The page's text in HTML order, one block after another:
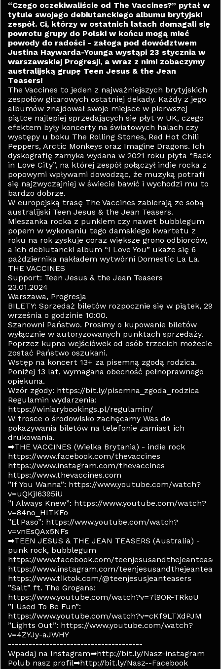
“Czego oczekiwaliście od The Vaccines?” pytał w
tytule swojego debiutanckiego albumu brytyjski
zespół. Ci, którzy w ostatnich latach domagali się
powrotu grupy do Polski w końcu mogą mieć
powody do radości - załoga pod dowództwem
Justina Haywarda-Younga wystąpi 23 stycznia w
warszawskiej Progresji, a wraz z nimi zobaczymy
australijską grupę Teen Jesus & the Jean
Teasers!
The Vaccines to jeden z najważniejszych brytyjskich
zespołów gitarowych ostatniej dekady. Każdy z jego
albumów znajdował swoje miejsce w pierwszej
piątce najlepiej sprzedających się płyt w UK, czego
efektem były koncerty na światowych halach czy
występy u boku The Rolling Stones, Red Hot Chili
Peppers, Arctic Monkeys oraz Imagine Dragons. Ich
dyskografię zamyka wydana w 2021 roku płyta “Back
in Love City”, na której zespół połączył indie rocka z
popowymi wpływami dowodząc, że muzyką potrafi
się najzwyczajniej w świecie bawić i wychodzi mu to
bardzo dobrze.
W europejską trasę The Vaccines zabierają ze sobą
australijski Teen Jesus & the Jean Teasers.
Mieszanka rocka z punkiem czy nawet bubblegum
popem w wykonaniu tego damskiego kwartetu z
roku na rok zyskuje coraz większe grono odbiorców,
a ich debiutancki album “I Love You” ukaże się 6
października nakładem wytwórni Domestic La La.
THE VACCINES
Support: Teen Jesus & the Jean Teasers
23.01.2024
Warszawa, Progresja
BILETY: Sprzedaż biletów rozpocznie się w piątek, 29
września o godzinie 10:00.
Szanowni Państwo. Prosimy o kupowanie biletów
wyłącznie w autoryzowanych punktach sprzedaży.
Poprzez kupno wejściówek od osób trzecich możecie
zostać Państwo oszukani.
Wstęp na koncert 13+ za pisemną zgodą rodzica.
Poniżej 13 lat, wymagana obecność pełnoprawnego
opiekuna.
Wzór zgody: https://bit.ly/pisemna_zgoda_rodzica
Regulamin wydarzenia:
https://winiarybookings.pl/regulamin/
W trosce o środowisko zachęcamy Was do
pokazywania biletów na telefonie zamiast ich
drukowania.
➡THE VACCINES (Wielka Brytania) - indie rock
https://www.facebook.com/thevaccines
https://www.instagram.com/thevaccines
https://www.thevaccines.com
”If You Wanna”: https://www.youtube.com/watch?
v=uQKjI6395iU
”I Always Knew”: https://www.youtube.com/watch?
v=84no_HITKFo
”El Paso”: https://www.youtube.com/watch?
v=vnEsQAx5NFs
➡TEEN JESUS & THE JEAN TEASERS (Australia) -
punk rock, bubblegum
https://www.facebook.com/
https://www.instagram.com/
https://www.tiktok.com/@teenjesusjeanteasers
”Salt” ft. The Grogans:
https://www.youtube.com/watch?v=7l9OR-TRkoU
”I Used To Be Fun”:
https://www.youtube.com/watch?v=cKf9LTXdPJM
”Lights Out”: https://www.youtube.com/watch?
v=4ZYJy-aJWHY
---------------------------------------
Wpadaj na Instagram➡http://bit.ly/Nasz-instagram
Polub nasz profil➡http://bit.ly/Nasz--Facebook